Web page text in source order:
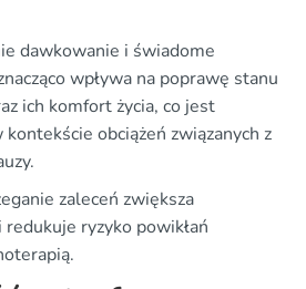
dawkowanie i świadome
wpływa na poprawę stanu
ich komfort życia, co jest
obciążeń związanych z
zaleceń zwiększa
ryzyko powikłań